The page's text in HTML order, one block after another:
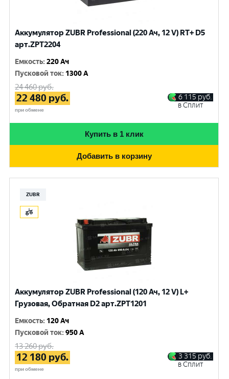
Аккумулятор ZUBR Professional (220 Ач, 12 V) RT+ D5
арт.ZPT2204
Емкость:220 Ач
Пусковой ток: 1300 A
24 460руб.
22 480 руб.
при обмене
6 115 руб.
в Сплит
Купить в 1 клик
Добавить в корзину
ZUBR
Аккумулятор ZUBR Professional (120 Ач, 12 V) L+
Грузовая, Обратная D2 арт.ZPT1201
Емкость: 120 Ач
Пусковой ток:950 A
13 260руб.
12 180 руб.
при обмене
3 315 руб.
в Сплит